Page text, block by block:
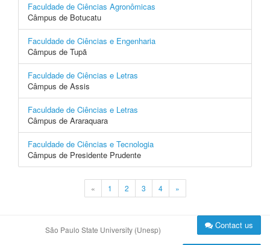
Faculdade de Ciências Agronômicas
Câmpus de Botucatu
Faculdade de Ciências e Engenharia
Câmpus de Tupã
Faculdade de Ciências e Letras
Câmpus de Assis
Faculdade de Ciências e Letras
Câmpus de Araraquara
Faculdade de Ciências e Tecnologia
Câmpus de Presidente Prudente
« 1 2 3 4 »
São Paulo State University (Unesp) Contact us